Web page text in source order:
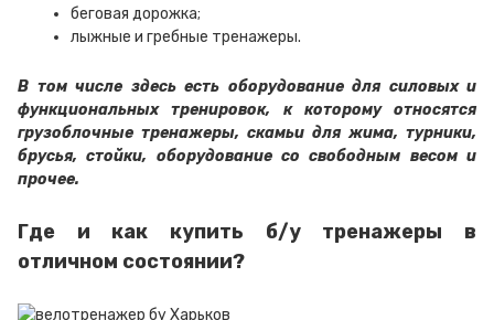
беговая дорожка;
лыжные и гребные тренажеры.
В том числе здесь есть оборудование для силовых и
функциональных тренировок, к которому относятся
грузоблочные тренажеры, скамьи для жима, турники,
брусья, стойки, оборудование со свободным весом и
прочее.
Где и как купить б/у тренажеры в
отличном состоянии?